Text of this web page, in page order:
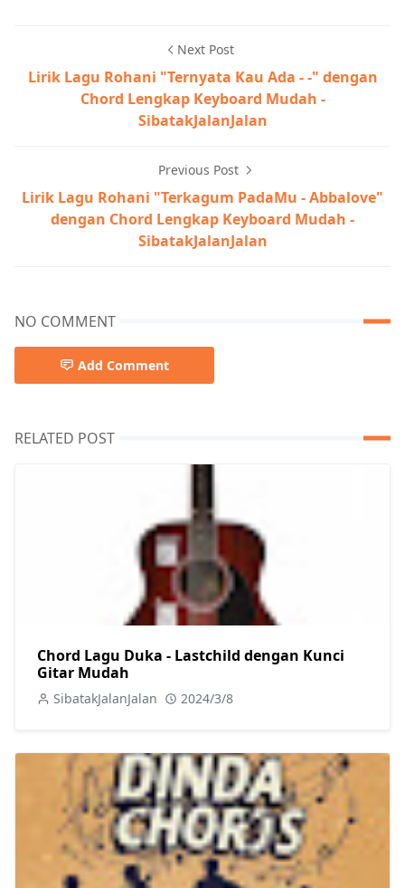
Next Post
Lirik Lagu Rohani "Ternyata Kau Ada - -" dengan
Chord Lengkap Keyboard Mudah -
SibatakJalanJalan
Previous Post
Lirik Lagu Rohani "Terkagum PadaMu - Abbalove"
dengan Chord Lengkap Keyboard Mudah -
SibatakJalanJalan
NO COMMENT
Add Comment
RELATED POST
Chord Lagu Duka - Lastchild dengan Kunci
Gitar Mudah
SibatakJalanJalan 2024/3/8